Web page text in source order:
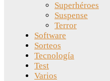
Superhéroes
Suspense
Terror
Software
Sorteos
Tecnología
Test
Varios